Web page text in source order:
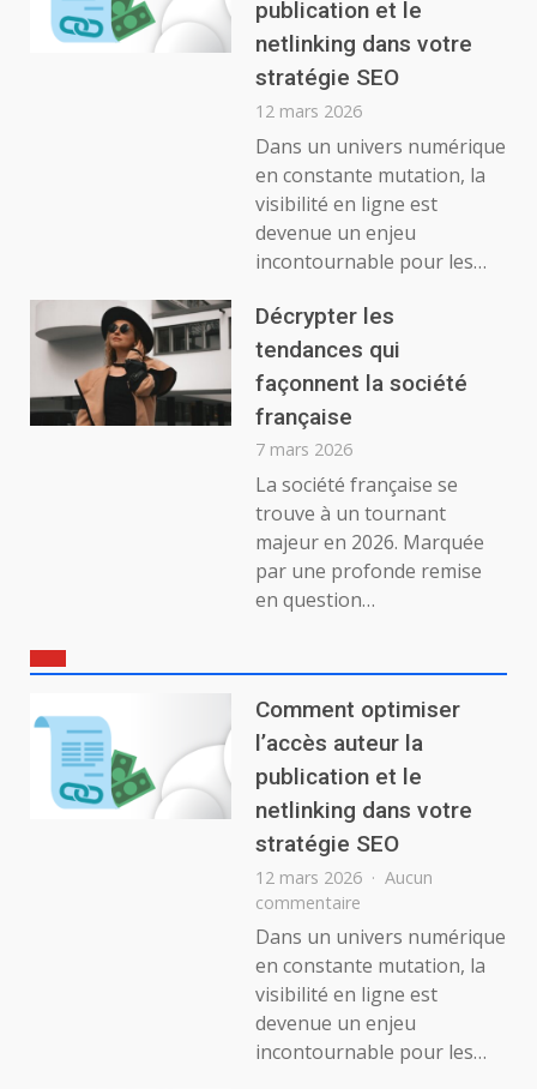
publication et le
netlinking dans votre
stratégie SEO
12 mars 2026
Dans un univers numérique
en constante mutation, la
visibilité en ligne est
devenue un enjeu
incontournable pour les…
Décrypter les
tendances qui
façonnent la société
française
7 mars 2026
La société française se
trouve à un tournant
majeur en 2026. Marquée
par une profonde remise
en question…
Comment optimiser
l’accès auteur la
publication et le
netlinking dans votre
stratégie SEO
12 mars 2026
Aucun
commentaire
Comment
optimiser
l’accès
auteur
la
publication
Dans un univers numérique
en constante mutation, la
visibilité en ligne est
devenue un enjeu
incontournable pour les…